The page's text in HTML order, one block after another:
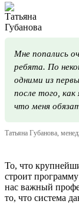
Мне попались
ребята. По
одними из
после того,
что меня
Татьяна Губанова,
То, что
строит
нас важный
то, что система